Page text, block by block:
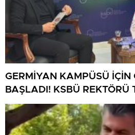
GERMİYAN KAMPÜSÜ İÇİN
BAŞLADI! KSBÜ REKTÖRÜ